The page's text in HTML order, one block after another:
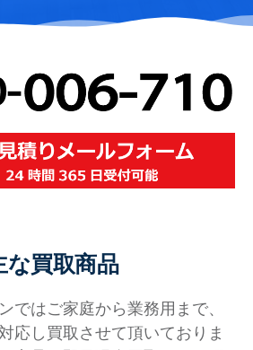
な買取商品
ではご家庭から業務用まで、
応し買取させて頂いておりま